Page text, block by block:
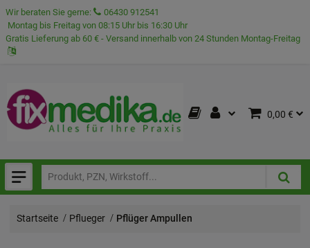
Wir beraten Sie gerne:
06430 912541
Montag bis Freitag von 08:15 Uhr bis 16:30 Uhr
Gratis Lieferung ab 60 € - Versand innerhalb von 24 Stunden Montag-Freitag
0,00 €
Startseite Pflueger Pflüger Ampullen